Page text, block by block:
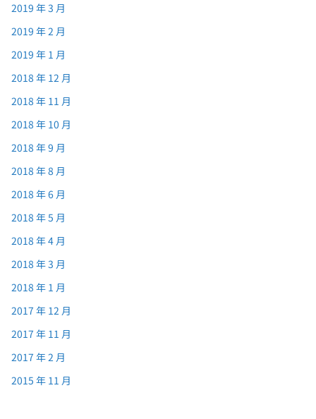
2019 年 3 月
2019 年 2 月
2019 年 1 月
2018 年 12 月
2018 年 11 月
2018 年 10 月
2018 年 9 月
2018 年 8 月
2018 年 6 月
2018 年 5 月
2018 年 4 月
2018 年 3 月
2018 年 1 月
2017 年 12 月
2017 年 11 月
2017 年 2 月
2015 年 11 月